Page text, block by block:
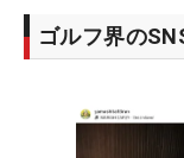
ゴルフ界の